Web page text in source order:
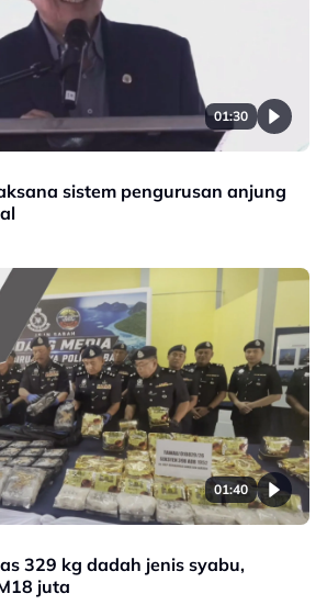
01:30
sistem pengurusan anjung
01:40
329 kg dadah jenis syabu,
juta